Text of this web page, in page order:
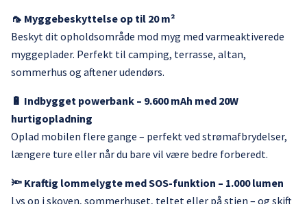
🦟 Myggebeskyttelse op til 20 m²
Beskyt dit opholdsområde mod myg med varmeaktiverede
myggeplader. Perfekt til camping, terrasse, altan,
sommerhus og aftener udendørs.
🔋 Indbygget powerbank – 9.600 mAh med 20W
hurtigopladning
Oplad mobilen flere gange – perfekt ved strømafbrydelser,
længere ture eller når du bare vil være bedre forberedt.
🔦 Kraftig lommelygte med SOS-funktion – 1.000 lumen
Lys op i skoven, sommerhuset, teltet eller på stien – og skift